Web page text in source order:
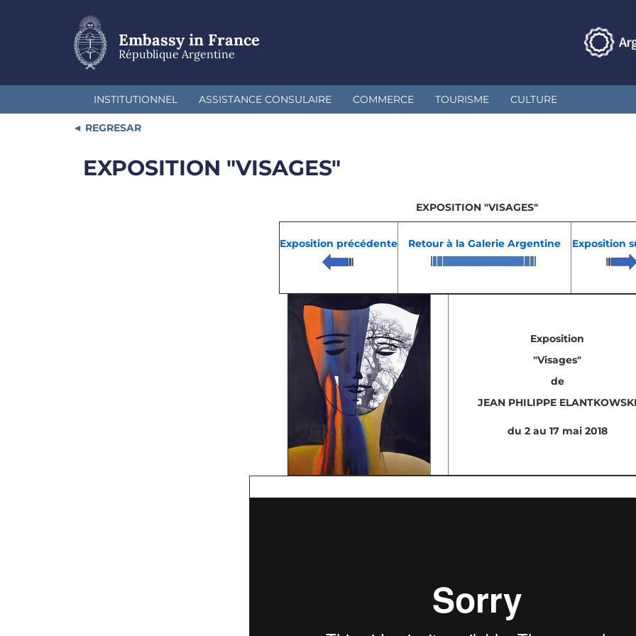
Embassy in France
République Argentine
INSTITUTIONNEL ASSISTANCE CONSULAIRE COMMERCE TOURISME CULTURE
REGRESAR
EXPOSITION "VISAGES"
EXPOSITION "VISAGES"
Exposition précédente Retour à la Galerie Argentine Exposition
Exposition
"Visages"
de
JEAN PHILIPPE
du 2 au 17 mai 2018